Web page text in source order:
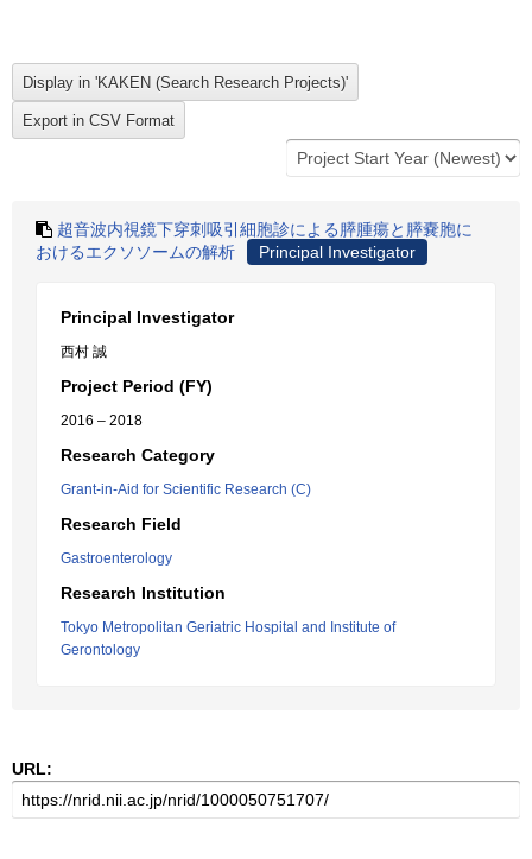
超音波内視鏡下穿刺吸引細胞診による膵腫瘍と膵嚢胞に
おけるエクソソームの解析
Principal Investigator
Principal Investigator
西村 誠
Project Period (FY)
2016 – 2018
Research Category
Grant-in-Aid for Scientific Research (C)
Research Field
Gastroenterology
Research Institution
Tokyo Metropolitan Geriatric Hospital and Institute of
Gerontology
URL: